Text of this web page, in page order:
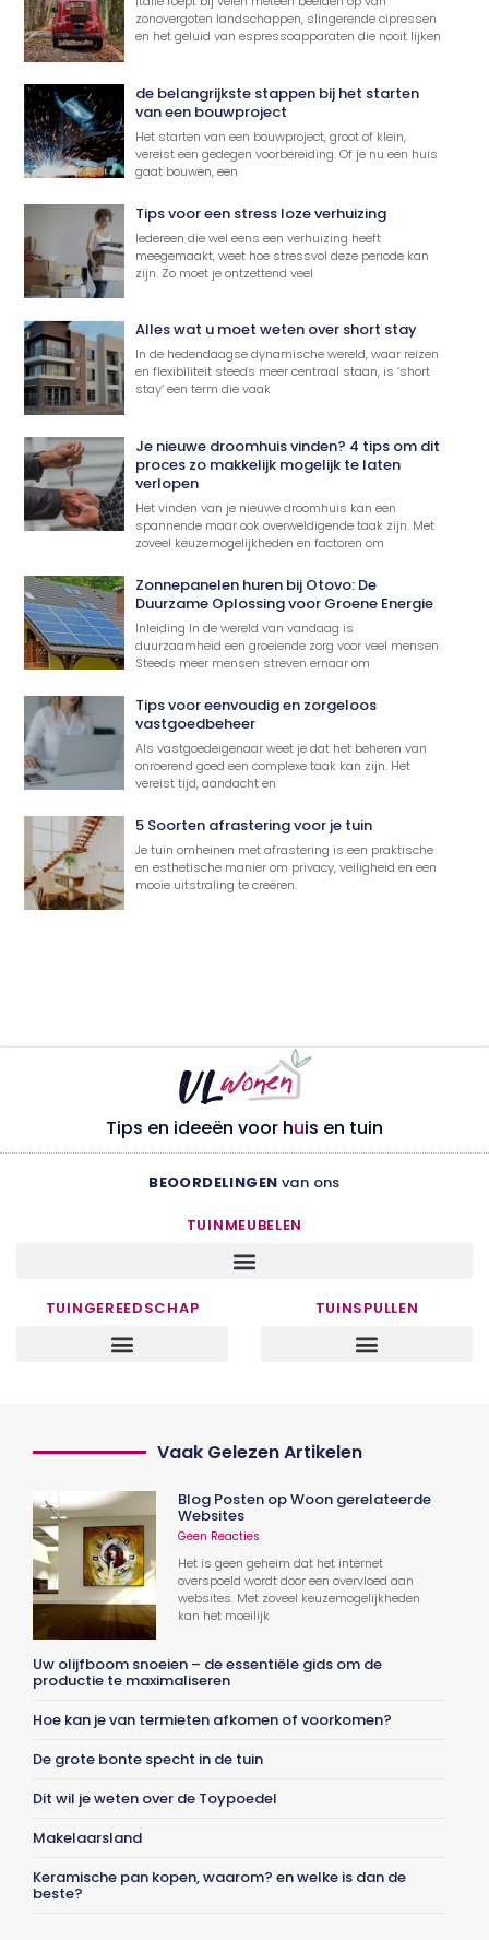
zonovergoten landschappen, slingerende cipressen
en het geluid van espressoapparaten die nooit lijken
de belangrijkste stappen bij het starten
van een bouwproject
Het starten van een bouwproject, groot of klein,
vereist een gedegen voorbereiding. Of je nu een huis
gaat bouwen, een
Tips voor een stress loze verhuizing
Iedereen die wel eens een verhuizing heeft
meegemaakt, weet hoe stressvol deze periode kan
zijn. Zo moet je ontzettend veel
Alles wat u moet weten over short stay
In de hedendaagse dynamische wereld, waar reizen
en flexibiliteit steeds meer centraal staan, is ‘short
stay’ een term die vaak
Je nieuwe droomhuis vinden? 4 tips om dit
proces zo makkelijk mogelijk te laten
verlopen
Het vinden van je nieuwe droomhuis kan een
spannende maar ook overweldigende taak zijn. Met
zoveel keuzemogelijkheden en factoren om
Zonnepanelen huren bij Otovo: De
Duurzame Oplossing voor Groene Energie
Inleiding In de wereld van vandaag is
duurzaamheid een groeiende zorg voor veel mensen.
Steeds meer mensen streven ernaar om
Tips voor eenvoudig en zorgeloos
vastgoedbeheer
Als vastgoedeigenaar weet je dat het beheren van
onroerend goed een complexe taak kan zijn. Het
vereist tijd, aandacht en
5 Soorten afrastering voor je tuin
Je tuin omheinen met afrastering is een praktische
en esthetische manier om privacy, veiligheid en een
mooie uitstraling te creëren.
Tips en ideeën voor huis en tuin
BEOORDELINGEN van ons
TUINMEUBELEN
TUINGEREEDSCHAP TUINSPULLEN
Vaak Gelezen Artikelen
Blog Posten op Woon gerelateerde
Websites
Geen Reacties
Het is geen geheim dat het internet
overspoeld wordt door een overvloed aan
websites. Met zoveel keuzemogelijkheden
kan het moeilijk
Uw olijfboom snoeien – de essentiële gids om de
productie te maximaliseren
Hoe kan je van termieten afkomen of voorkomen?
De grote bonte specht in de tuin
Dit wil je weten over de Toypoedel
Makelaarsland
Keramische pan kopen, waarom? en welke is dan de
beste?